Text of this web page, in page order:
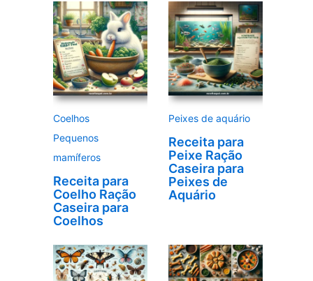
Coelhos
Pequenos
mamíferos
Receita para
Coelho Ração
Caseira para
Coelhos
Peixes de aquário
Receita para
Peixe Ração
Caseira para
Peixes de
Aquário